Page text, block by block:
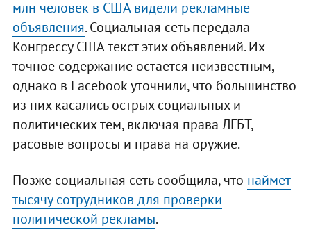
млн человек в США видели рекламные
объявления. Социальная сеть передала
Конгрессу США текст этих объявлений. Их
точное содержание остается неизвестным,
однако в Facebook уточнили, что большинство
из них касались острых социальных и
политических тем, включая права ЛГБТ,
расовые вопросы и права на оружие.
Позже социальная сеть сообщила, что наймет
тысячу сотрудников для проверки
политической рекламы.